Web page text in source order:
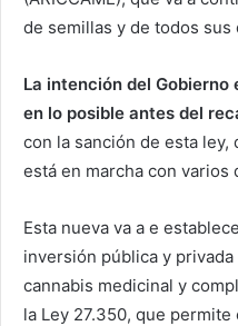
de semillas y de todos sus
La intención del
en lo posible antes del
con la sanción de esta
está en marcha con
Esta nueva va a e
inversión pública y
cannabis medicinal y
la Ley 27.350, que